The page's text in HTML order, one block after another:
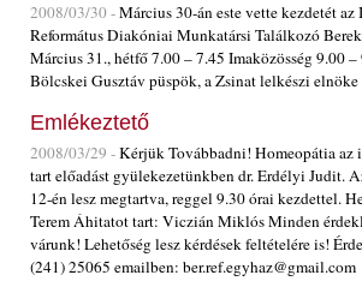
2008/03/30 -Március 30-án este vette kezdetét az
Református Diakóniai Munkatársi Találkozó
Március 31., hétfő 7.00 – 7.45 Imaközösség 9.00
Bölcskei Gusztáv püspök, a Zsinat lelkészi elnöke
Emlékeztető
2008/03/29 -Kérjük Továbbadni! Homeopátia az
tart előadást gyülekezetünkben dr. Erdélyi Judit.
12-én lesz megtartva, reggel 9.30 órai kezdettel.
Terem Áhitatot tart: Viczián Miklós Minden
várunk! Lehetőség lesz kérdések feltételére is!
(241) 25065 emailben: ber.ref.egyhaz@gmail.com